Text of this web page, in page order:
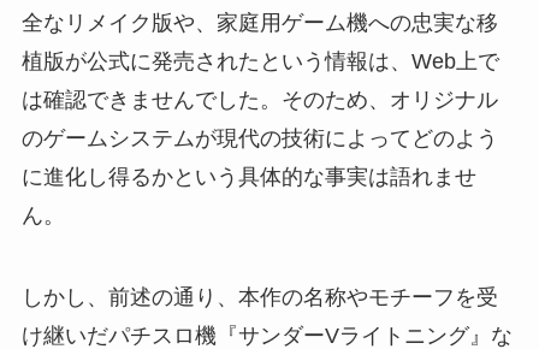
全なリメイク版や、家庭用ゲーム機への忠実な移
植版が公式に発売されたという情報は、Web上で
は確認できませんでした。そのため、オリジナル
のゲームシステムが現代の技術によってどのよう
に進化し得るかという具体的な事実は語れませ
ん。
しかし、前述の通り、本作の名称やモチーフを受
け継いだパチスロ機『サンダーVライトニング』な